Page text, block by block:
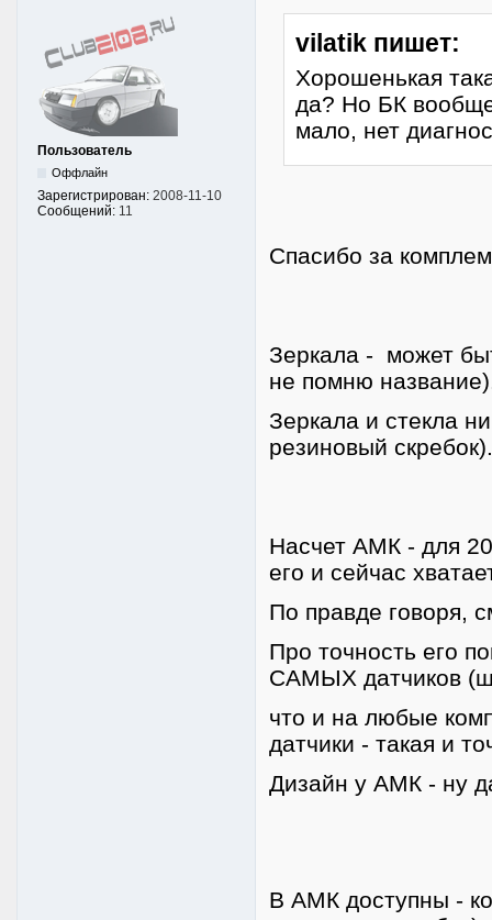
Пользователь
Оффлайн
Зарегистрирован: 2008-11-10
Сообщений: 11
vilatik пишет:
Хорошенькая
да? Но БК
мало, нет
Спасибо за
Зеркала - может
не помню
Зеркала и стекла
резиновый скребок).
Насчет АМК - для
его и сейчас
По правде говоря,
Про точность его
САМЫХ датчиков
что и на любые
датчики - такая и
Дизайн у АМК - ну
В АМК доступны -